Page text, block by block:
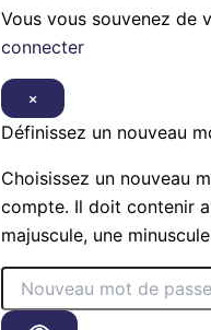
Vous vous souvenez de
connecter
×
Définissez un nouveau
Choisissez un nouveau
compte. Il doit contenir
majuscule, une